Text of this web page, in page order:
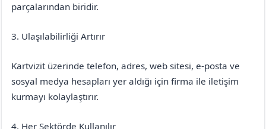
parçalarından biridir.
3. Ulaşılabilirliği Artırır
Kartvizit üzerinde telefon, adres, web sitesi, e-posta ve
sosyal medya hesapları yer aldığı için firma ile iletişim
kurmayı kolaylaştırır.
4. Her Sektörde Kullanılır